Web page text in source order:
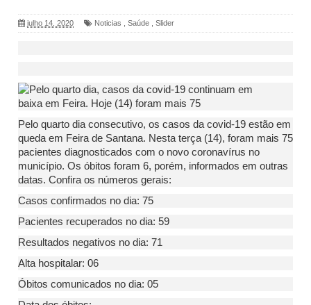
julho 14, 2020 Noticias Saúde Slider
Pelo quarto dia consecutivo, os casos da covid-19 estão em
queda em Feira de Santana. Nesta terça (14), foram mais 75
pacientes diagnosticados com o novo coronavírus no
município. Os óbitos foram 6, porém, informados em outras
datas. Confira os números gerais:
Casos confirmados no dia: 75
Pacientes recuperados no dia: 59
Resultados negativos no dia: 71
Alta hospitalar: 06
Óbitos comunicados no dia: 05